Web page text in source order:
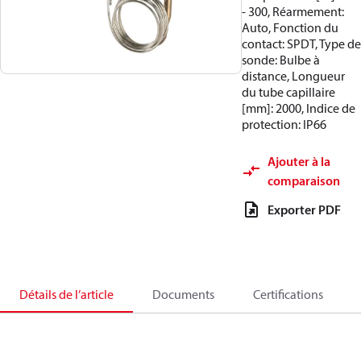
- 300, Réarmement:
Auto, Fonction du
contact: SPDT, Type de
sonde: Bulbe à
distance, Longueur
du tube capillaire
[mm]: 2000, Indice de
protection: IP66
Ajouter à la
comparaison
Exporter PDF
Détails de l’article Documents Certifications